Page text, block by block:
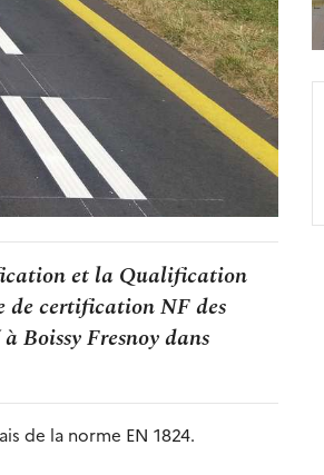
et la Qualification
de certification NF des
Boissy Fresnoy dans
de la norme EN 1824.